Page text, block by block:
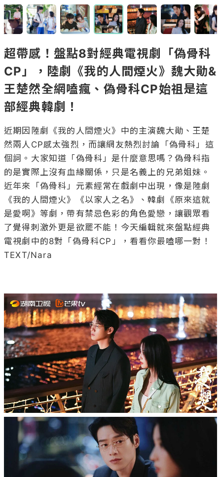
超帶感！盤點8對經典電視劇「偽骨科
CP」，陸劇《我的人間煙火》魏大勛&
王楚然全網嗑瘋、偽骨科CP始祖是這
部經典韓劇！
近期因陸劇《我的人間煙火》中的主演魏大勛、王楚
然兩人CP感太強烈，而讓網友熱烈討論「偽骨科」這
個詞。大家知道「偽骨科」是什麼意思嗎？偽骨科指
的是實際上沒有血緣關係，只是名義上的兄弟姐妹。
近年來「偽骨科」元素經常在戲劇中出現，像是陸劇
《我的人間煙火》《以家人之名》、韓劇《原來這就
是愛啊》等劇，帶有禁忌色彩的角色愛戀，讓觀眾看
了覺得刺激外更是欲罷不能！今天編輯就來盤點經典
電視劇中的8對「偽骨科CP」，看看你最嗑哪一對！
TEXT/Nara